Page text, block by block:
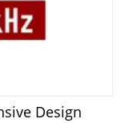
Design